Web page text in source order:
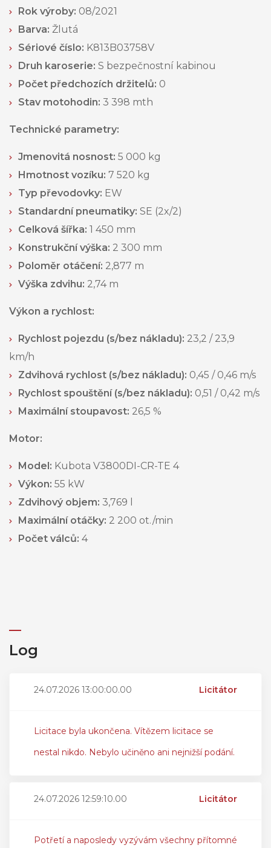
Rok výroby: 08/2021
Barva: Žlutá
Sériové číslo: K813B03758V
Druh karoserie: S bezpečnostní kabinou
Počet předchozích držitelů: 0
Stav motohodin: 3 398 mth
Technické parametry:
Jmenovitá nosnost: 5 000 kg
Hmotnost vozíku: 7 520 kg
Typ převodovky: EW
Standardní pneumatiky: SE (2x/2)
Celková šířka: 1 450 mm
Konstrukční výška: 2 300 mm
Poloměr otáčení: 2,877 m
Výška zdvihu: 2,74 m
Výkon a rychlost:
Rychlost pojezdu (s/bez nákladu): 23,2 / 23,9
km/h
Zdvihová rychlost (s/bez nákladu): 0,45 / 0,46 m/s
Rychlost spouštění (s/bez nákladu): 0,51 / 0,42 m/s
Maximální stoupavost: 26,5 %
Motor:
Model: Kubota V3800DI-CR-TE 4
Výkon: 55 kW
Zdvihový objem: 3,769 l
Maximální otáčky: 2 200 ot./min
Počet válců: 4
Log
24.07.2026 13:00:00.00 Licitátor
Licitace byla ukončena. Vítězem licitace se
nestal nikdo. Nebylo učiněno ani nejnižší podání.
24.07.2026 12:59:10.00 Licitátor
Potřetí a naposledy vyzývám všechny přítomné